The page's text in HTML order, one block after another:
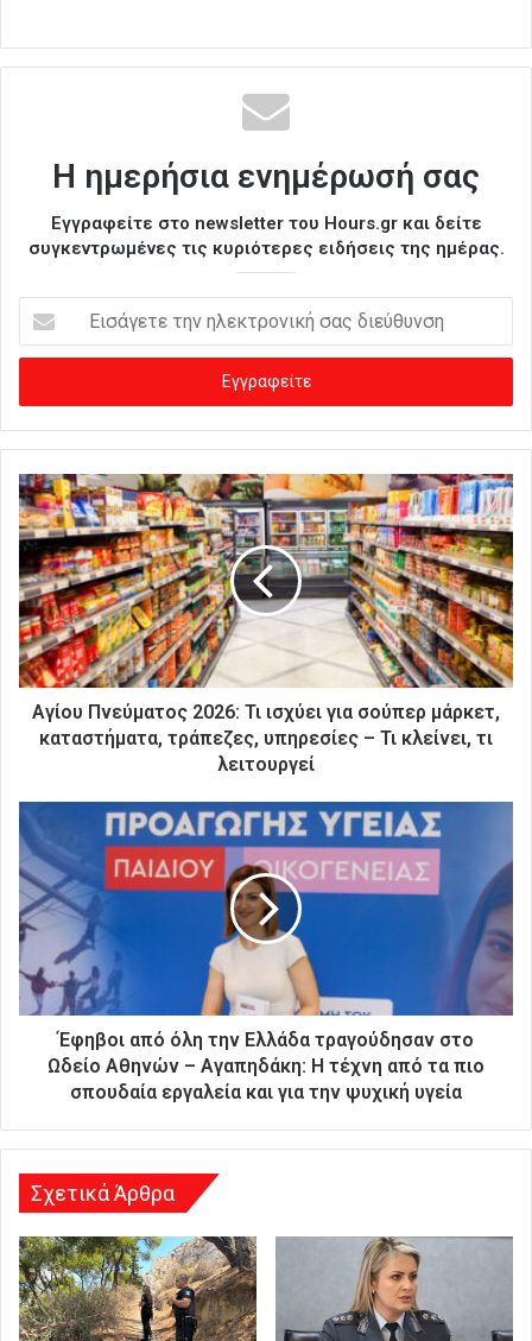
Η ημερήσια ενημέρωσή σας
Εγγραφείτε στο newsletter του Hours.gr και δείτε
συγκεντρωμένες τις κυριότερες ειδήσεις της ημέρας.
σ
γ
ε
ε
τ
η
η
λ
ε
κ
τ
ή
α
ς
δ
ε
η
Αγίου Πνεύματος 2026: Τι ισχύει για σούπερ μάρκετ,
καταστήματα, τράπεζες, υπηρεσίες – Τι κλείνει, τι
λειτουργεί
Έφηβοι από όλη την Ελλάδα τραγούδησαν στο
Ωδείο Αθηνών – Αγαπηδάκη: Η τέχνη από τα πιο
σπουδαία εργαλεία και για την ψυχική υγεία
Σχετικά Άρθρα